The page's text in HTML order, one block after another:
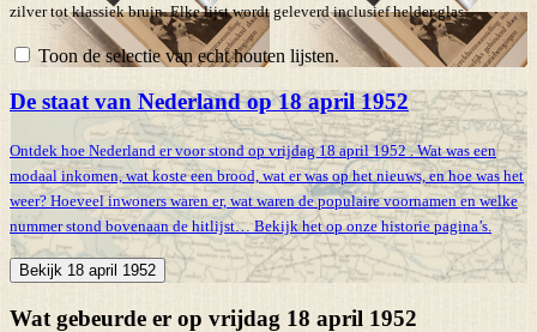
zilver tot klassiek bruin. Elke lijst wordt geleverd inclusief helder glas.
Toon de selectie van echt houten lijsten.
De staat van Nederland op 18 april 1952
Ontdek hoe Nederland er voor stond op vrijdag 18 april 1952 . Wat was een
modaal inkomen, wat koste een brood, wat er was op het nieuws, en hoe was het
weer? Hoeveel inwoners waren er, wat waren de populaire voornamen en welke
nummer stond bovenaan de hitlijst… Bekijk het op onze historie pagina’s.
Bekijk 18 april 1952
Wat gebeurde er op vrijdag 18 april 1952